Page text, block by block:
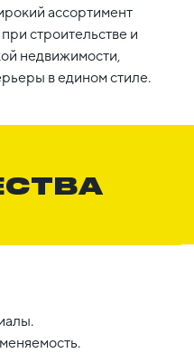
ассортимент
строительстве и
недвижимости,
в едином стиле.